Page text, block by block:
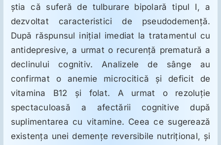
LDN
ORL
Oncologie
Toxicologie
folat
ştia că suferă de tulburare bipolară tipul I, a
dezvoltat caracteristici de pseudodemenţă.
După răspunsul iniţial imediat la tratamentul cu
antidepresive, a urmat o recurenţă prematură a
declinului cognitiv. Analizele de sânge au
confirmat o anemie microcitică şi deficit de
vitamina B12 şi folat. A urmat o rezoluţie
spectaculoasă a afectării cognitive după
suplimentarea cu vitamine. Ceea ce sugerează
existenţa unei demenţe reversibile nutriţional, şi